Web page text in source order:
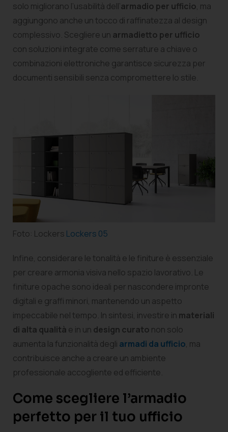
solo migliorano l’usabilità dell’armadio per ufficio, ma
aggiungono anche un tocco di raffinatezza al design
complessivo. Scegliere un armadietto per ufficio
con soluzioni integrate come serrature a chiave o
combinazioni elettroniche garantisce sicurezza per
documenti sensibili senza compromettere lo stile.
Foto: Lockers Lockers 05
Infine, considerare le tonalità e le finiture è essenziale
per creare armonia visiva nello spazio lavorativo. Le
finiture opache sono ideali per nascondere impronte
digitali e graffi minori, mantenendo un aspetto
impeccabile nel tempo. In sintesi, investire in materiali
di alta qualità e in un design curato non solo
aumenta la funzionalità degli armadi da ufficio, ma
contribuisce anche a creare un ambiente
professionale accogliente ed efficiente.
Come scegliere l’armadio
perfetto per il tuo ufficio